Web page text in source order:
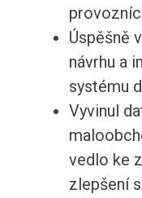
Úspěšně
návrhu a
systému
Vyvinul
vedlo ke
zlepšení